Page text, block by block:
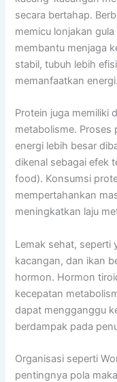
secara bertahap.
memicu lonjakan
membantu menjaga
stabil, tubuh lebih
memanfaatkan energi.
Protein juga memiliki
metabolisme. Proses
energi lebih besar
dikenal sebagai efek
food). Konsumsi
mempertahankan
meningkatkan laju
Lemak sehat, seperti
kacangan, dan ikan
hormon. Hormon
kecepatan
dapat mengganggu
berdampak pada
Organisasi seperti
pentingnya pola